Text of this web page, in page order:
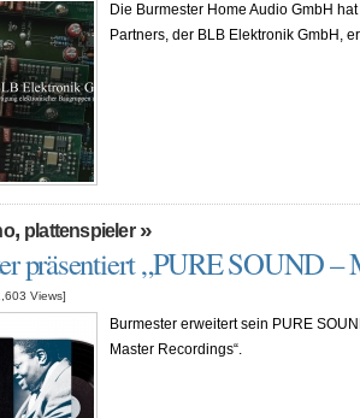
Die Burmester Home Audio GmbH
Partners, der BLB Elektronik GmbH,
, plattenspieler»
präsentiert „PURE SOUND –
Views]
Burmester erweitert sein PURE
Master Recordings“.